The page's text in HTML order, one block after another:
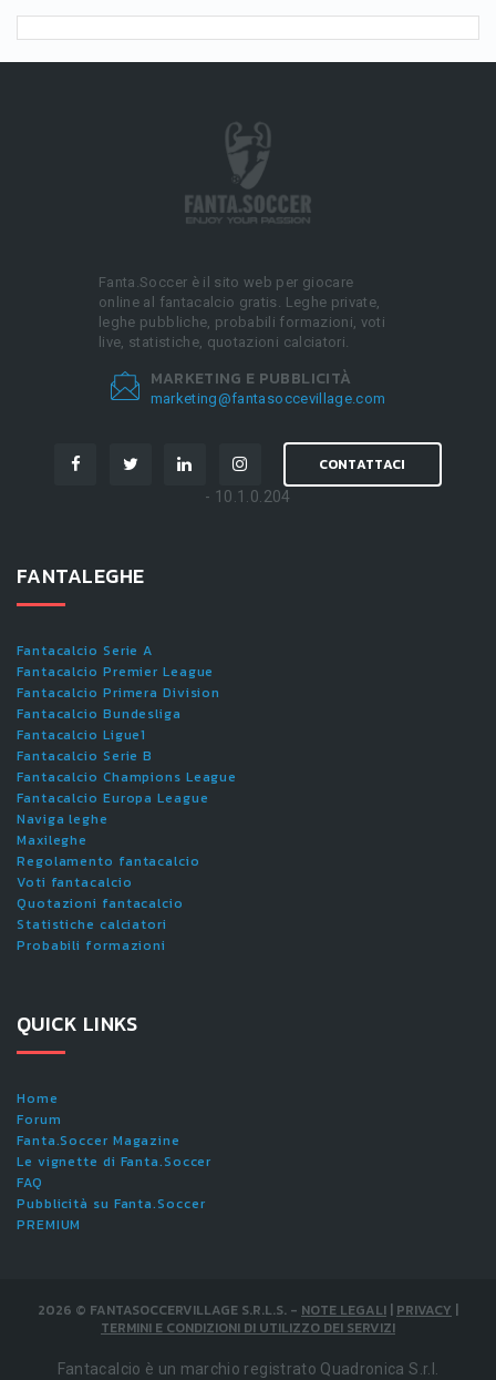
Fanta.Soccer è il sito web per giocare
online al fantacalcio gratis. Leghe private,
leghe pubbliche, probabili formazioni, voti
live, statistiche, quotazioni calciatori.
MARKETING E PUBBLICITÀ
marketing@fantasoccevillage.com
CONTATTACI
- 10.1.0.204
FANTALEGHE
Fantacalcio Serie A
Fantacalcio Premier League
Fantacalcio Primera Division
Fantacalcio Bundesliga
Fantacalcio Ligue1
Fantacalcio Serie B
Fantacalcio Champions League
Fantacalcio Europa League
Naviga leghe
Maxileghe
Regolamento fantacalcio
Voti fantacalcio
Quotazioni fantacalcio
Statistiche calciatori
Probabili formazioni
QUICK LINKS
Home
Forum
Fanta.Soccer Magazine
Le vignette di Fanta.Soccer
FAQ
Pubblicità su Fanta.Soccer
PREMIUM
2026 © FANTASOCCERVILLAGE S.R.L.S. - NOTE LEGALI | PRIVACY |
TERMINI E CONDIZIONI DI UTILIZZO DEI SERVIZI
Fantacalcio è un marchio registrato Quadronica S.r.l.